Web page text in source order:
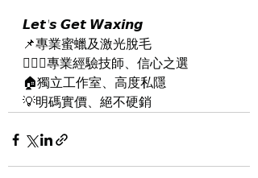
𝙇𝙚𝙩'𝙨 𝙂𝙚𝙩 𝙒𝙖𝙭𝙞𝙣𝙜
📌專業蜜蠟及激光脫毛
👨🏻‍⚕專業經驗技師、信心之選
🏠獨立工作室、高度私隱
💡明碼實價、絕不硬銷